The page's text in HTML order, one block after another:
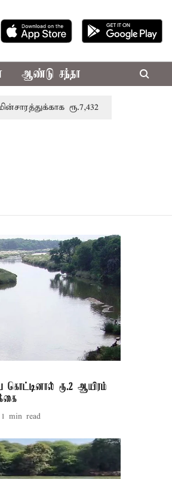
ஆண்டு சந்தா
ரூ.7,432 கோடி ஒதுக்கீடு;
கொட்டினால் ரூ.2 ஆயிரம்
1 min read